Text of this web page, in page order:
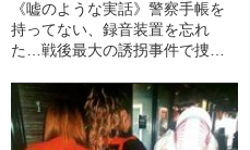
《嘘のような実話》警察手帳を
持ってない、録音装置を忘れ
た…戦後最大の誘拐事件で捜査
れないミス”とは